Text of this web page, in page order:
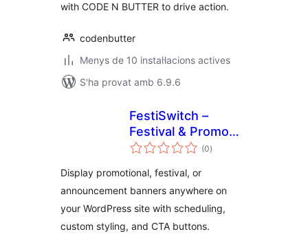
with CODE N BUTTER to drive action.
codenbutter
Menys de 10 instal·lacions actives
S'ha provat amb 6.9.6
FestiSwitch –
Festival & Promo
Slider
(0puntuacions
totals
)
Display promotional, festival, or
announcement banners anywhere on
your WordPress site with scheduling,
custom styling, and CTA buttons.